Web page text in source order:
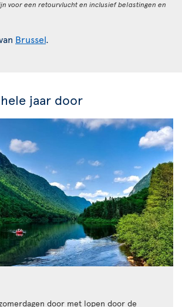
voor een retourvlucht en inclusief belastingen en
Brussel.
jaar door
door met lopen door de